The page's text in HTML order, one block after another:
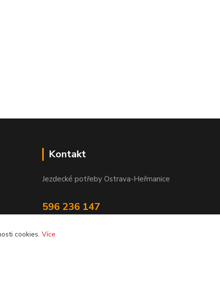
Kontakt
Jezdecké potřeby Ostrava-Heřmanice
596 236 147
cookies. Více